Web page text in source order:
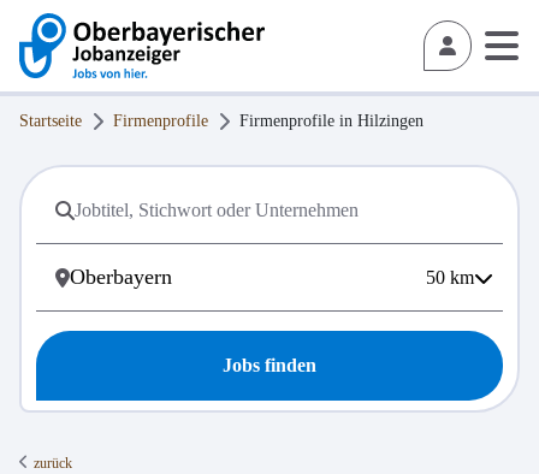
Startseite Firmenprofile Firmenprofile in Hilzingen
50 km
Jobs finden
zurück